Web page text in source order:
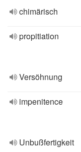
chimärisch
propitiation
Versöhnung
impenitence
Unbußfertigkeit